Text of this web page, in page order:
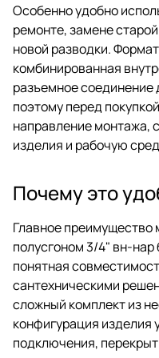
Особенно удобно
ремонте, замене
новой разводки.
комбинированная
разъемное соединение
поэтому перед
направление монтажа,
изделия и рабочую
Почему это
Главное
полусгоном 3/4" вн-
понятная
сантехническими
сложный комплект из
конфигурация изделия
подключения,